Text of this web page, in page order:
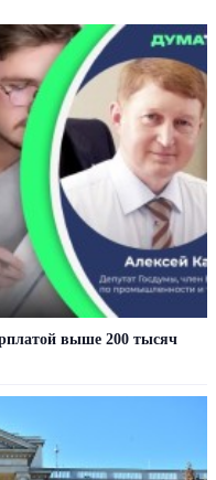
выше 200 тысяч